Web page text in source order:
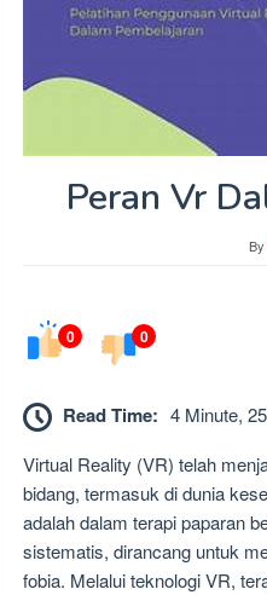
Peran Vr
By
0 0
Read Time: 4 Minute,
Virtual Reality (VR) telah
bidang, termasuk di dunia
adalah dalam terapi paparan
sistematis, dirancang untuk
fobia. Melalui teknologi VR,